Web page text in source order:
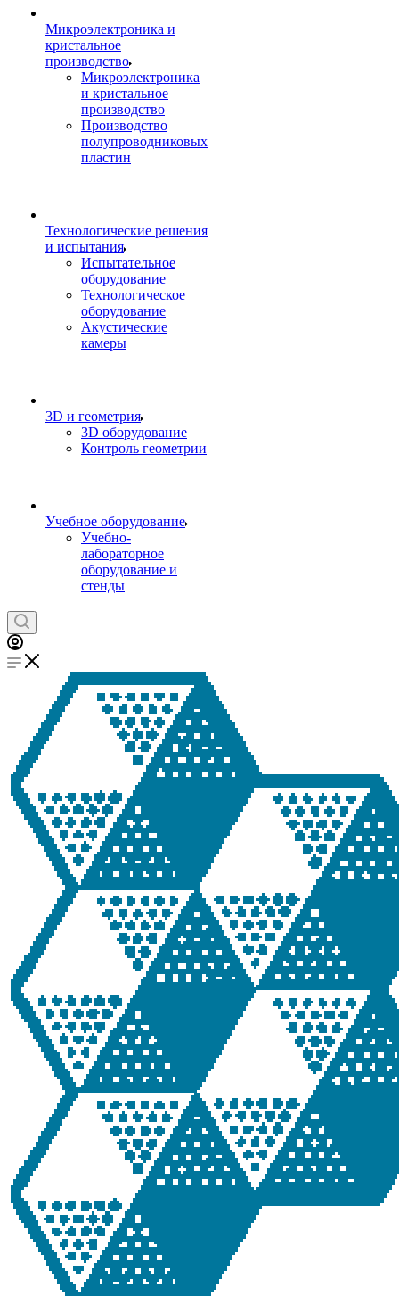
Микроэлектроника и
кристальное
производство
Микроэлектроника
и кристальное
производство
Производство
полупроводниковых
пластин
Технологические решения
и испытания
Испытательное
оборудование
Технологическое
оборудование
Акустические
камеры
3D и геометрия
3D оборудование
Контроль геометрии
Учебное оборудование
Учебно-
лабораторное
оборудование и
стенды